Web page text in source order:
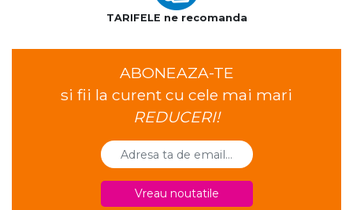
TARIFELE ne recomanda
ABONEAZA-TE
si fii la curent cu cele mai mari
REDUCERI!
Vreau noutatile